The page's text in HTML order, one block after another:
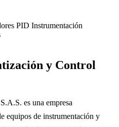
PID Instrumentación
y Control
es una empresa
equipos de instrumentación y